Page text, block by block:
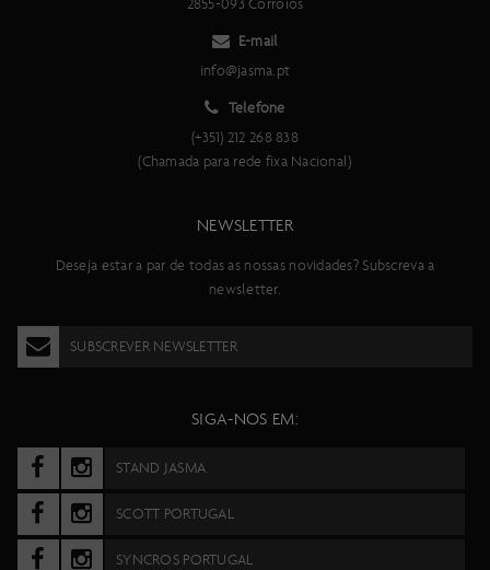
2855-093 Corroios
E-mail
info@jasma.pt
Telefone
(+351) 212 268 838
(Chamada para rede fixa Nacional)
NEWSLETTER
Deseja estar a par de todas as nossas novidades? Subscreva a
newsletter.
SUBSCREVER NEWSLETTER
SIGA-NOS EM:
STAND JASMA
SCOTT PORTUGAL
SYNCROS PORTUGAL